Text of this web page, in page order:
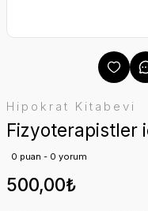
Hipokrat Kitabevi
Fizyoterapistler
0 puan - 0 yorum
500,00₺